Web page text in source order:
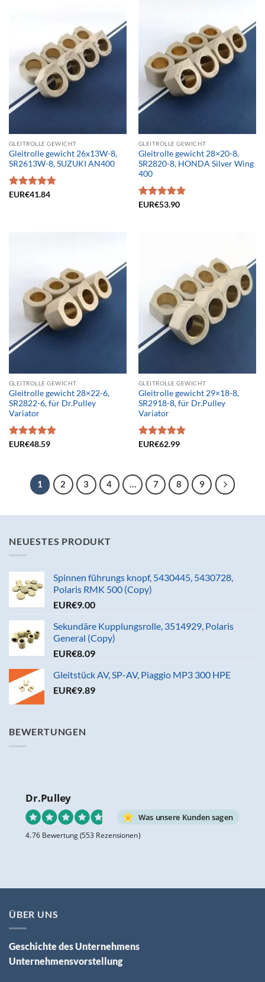
GLEITROLLE GEWICHT
Gleitrolle gewicht 26x13W-8,
SR2613W-8, SUZUKI AN400
Bewertet
EUR€41.84
GLEITROLLE GEWICHT
Gleitrolle gewicht 28×20-8,
SR2820-8, HONDA Silver Wing
400
Bewertet
EUR€53.90
GLEITROLLE GEWICHT
Gleitrolle gewicht 28×22-6,
SR2822-6, für Dr.Pulley
Variator
Bewertet
EUR€48.59
GLEITROLLE GEWICHT
Gleitrolle gewicht 29×18-8,
SR2918-8, für Dr.Pulley
Variator
Bewertet
EUR€62.99
1 2 3 4 … 7 8 9
NEUESTES PRODUKT
Spinnen führungs knopf, 5430445, 5430728,
Polaris RMK 500 (Copy)
EUR€9.00
Sekundäre Kupplungsrolle, 3514929, Polaris
General (Copy)
EUR€8.09
Gleitstück AV, SP-AV, Piaggio MP3 300 HPE
EUR€9.89
BEWERTUNGEN
Dr.Pulley
Was unsere Kunden sagen
4.76 Bewertung (553 Rezensionen)
ÜBER UNS
Geschichte des Unternehmens
Unternehmensvorstellung